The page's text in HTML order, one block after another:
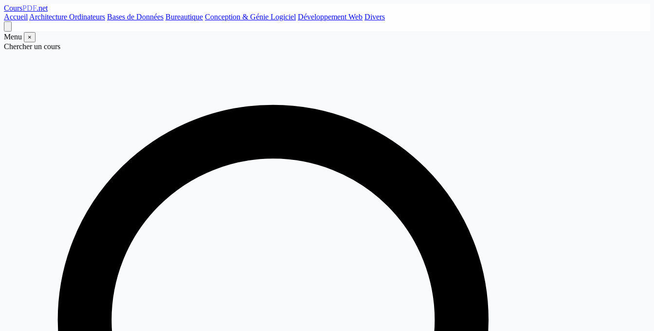
CoursPDF.net
Accueil Architecture Ordinateurs Bases de Données Bureautique Conception & Génie Logiciel Développement Web Divers
Menu ×
Chercher un cours